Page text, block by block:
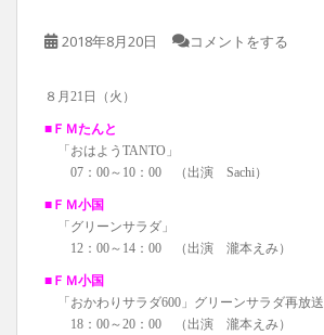
2018年8月20日 コメントをする
８月21日（火）
■ＦＭたんと
「おはようTANTO」
07：00～10：00 （出演 Sachi）
■ＦＭ小国
「グリーンサラダ」
12：00～14：00 （出演 瀧本えみ）
■ＦＭ小国
「おかわりサラダ600」グリーンサラダ再放送
18：00～20：00 （出演 瀧本えみ）